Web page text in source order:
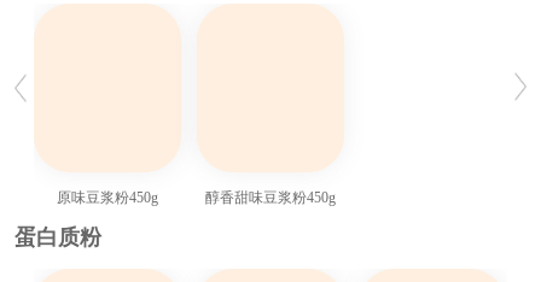
原味豆浆粉450g 醇香甜味豆浆粉450g
蛋白质粉